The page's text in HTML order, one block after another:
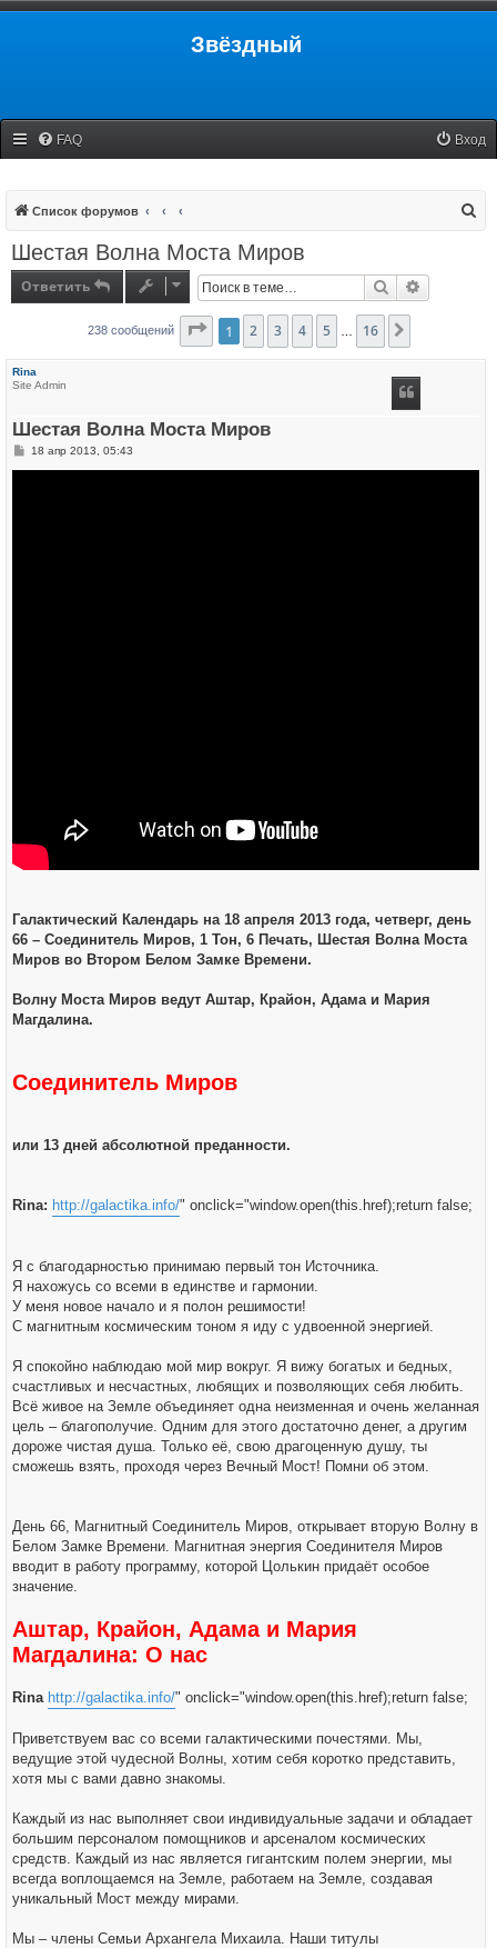
Звёздный
FAQ Вход
Список форумов
Шестая Волна Моста Миров
Ответить Поиск
238 сообщений Страница1 из16
1 2 3 4 5 16
Rina
Site Admin
Шестая Волна Моста Миров
С18 апр 2013, 05:43
Галактический Календарь на 18 апреля 2013 года, четверг, день
66 – Соединитель Миров, 1 Тон, 6 Печать, Шестая Волна Моста
Миров во Втором Белом Замке Времени.
Волну Моста Миров ведут Аштар, Крайон, Адама и Мария
Магдалина.
Соединитель Миров
или 13 дней абсолютной преданности.
Rina: http://galactika.info/" onclick="window.open(this.href);return false;
Я с благодарностью принимаю первый тон Источника.
Я нахожусь со всеми в единстве и гармонии.
У меня новое начало и я полон решимости!
С магнитным космическим тоном я иду с удвоенной энергией.
Я спокойно наблюдаю мой мир вокруг. Я вижу богатых и бедных,
счастливых и несчастных, любящих и позволяющих себя любить.
Всё живое на Земле объединяет одна неизменная и очень желанная
цель – благополучие. Одним для этого достаточно денег, а другим
дороже чистая душа. Только её, свою драгоценную душу, ты
сможешь взять, проходя через Вечный Мост! Помни об этом.
День 66, Магнитный Соединитель Миров, открывает вторую Волну в
Белом Замке Времени. Магнитная энергия Соединителя Миров
вводит в работу программу, которой Цолькин придаёт особое
значение.
Аштар, Крайон, Адама и Мария
Магдалина: О нас
Rina http://galactika.info/" onclick="window.open(this.href);return false;
Приветствуем вас со всеми галактическими почестями. Мы,
ведущие этой чудесной Волны, хотим себя коротко представить,
хотя мы с вами давно знакомы.
Каждый из нас выполняет свои индивидуальные задачи и обладает
большим персоналом помощников и арсеналом космических
средств. Каждый из нас является гигантским полем энергии, мы
всегда воплощаемся на Земле, работаем на Земле, создавая
уникальный Мост между мирами.
Мы – члены Семьи Архангела Михаила. Наши титулы